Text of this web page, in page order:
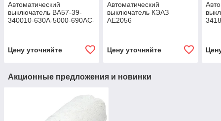
Автоматический
выключатель ВA57-39-
340010-630А-5000-690АС-
Цену уточняйте
Автоматический
выключатель КЭАЗ
AE2056
Цену уточняйте
Акционные предложения и новинки